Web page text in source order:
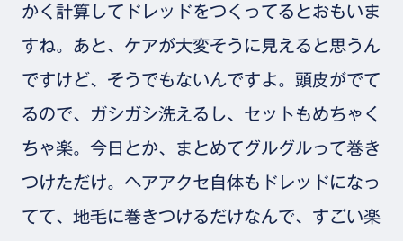
かく計算してドレッドをつくってるとおもいま
すね。あと、ケアが大変そうに見えると思うん
ですけど、そうでもないんですよ。頭皮がでて
るので、ガシガシ洗えるし、セットもめちゃく
ちゃ楽。今日とか、まとめてグルグルって巻き
つけただけ。ヘアアクセ自体もドレッドになっ
てて、地毛に巻きつけるだけなんで、すごい楽